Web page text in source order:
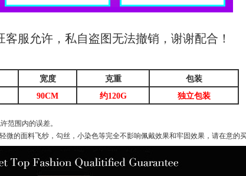
客服允许，私自盗图无法撤销，谢谢配合！
宽度 克重
包装
90CM 约120G 独立包装
范围内的误差。
的面料飞纱，勾丝，小染色等完全不影响佩戴效果和牢固效果，请在意的